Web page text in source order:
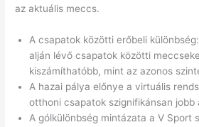
az aktuális meccs.
A csapatok közötti erőbeli
alján lévő csapatok közötti
kiszámíthatóbb, mint az azonos
A hazai pálya előnye a virtuális
otthoni csapatok szignifikánsan jobb
A gólkülönbség mintázata a V Sport